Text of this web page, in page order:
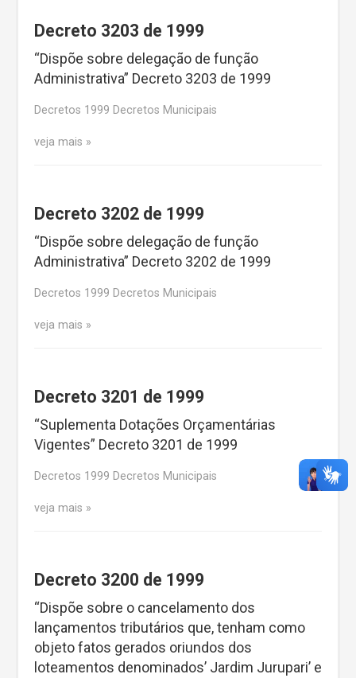
Decreto 3203 de 1999
“Dispõe sobre delegação de função
Administrativa” Decreto 3203 de 1999
Decretos 1999 Decretos Municipais
veja mais
Decreto 3202 de 1999
“Dispõe sobre delegação de função
Administrativa” Decreto 3202 de 1999
Decretos 1999 Decretos Municipais
veja mais
Decreto 3201 de 1999
“Suplementa Dotações Orçamentárias
Vigentes” Decreto 3201 de 1999
Decretos 1999 Decretos Municipais
veja mais
Decreto 3200 de 1999
“Dispõe sobre o cancelamento dos
lançamentos tributários que, tenham como
objeto fatos gerados oriundos dos
loteamentos denominados’ Jardim Jurupari’ e